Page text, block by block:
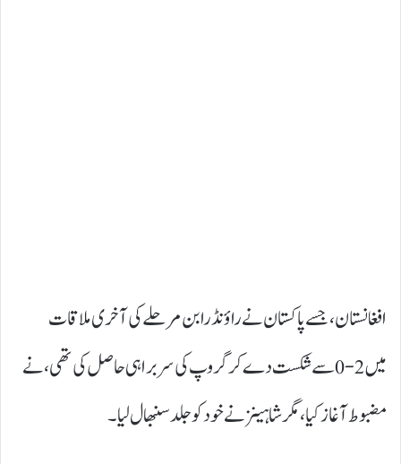
افغانستان، جسے پاکستان نے راؤنڈ رابن مرحلے کی آخری ملاقات
میں 2-0 سے شکست دے کر گروپ کی سربراہی حاصل کی تھی، نے
مضبوط آغاز کیا، مگر شاہینز نے خود کو جلد سنبھال لیا۔